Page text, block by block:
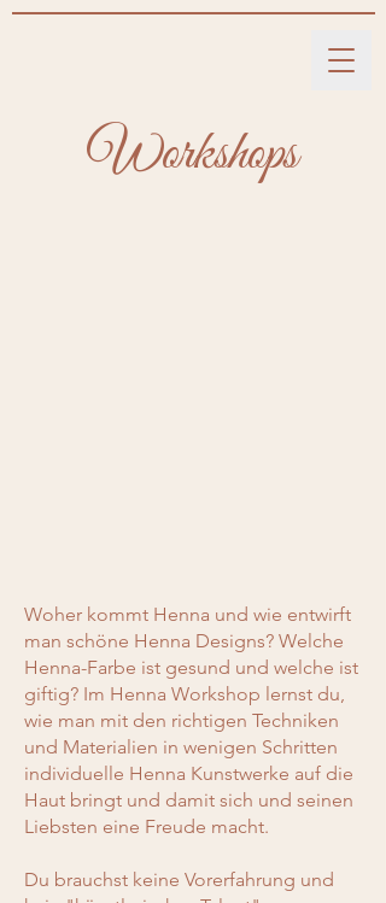
Workshops
Woher kommt Henna und wie entwirft
man schöne Henna Designs? Welche
Henna-Farbe ist gesund und welche ist
giftig? Im Henna Workshop lernst du,
wie man mit den richtigen Techniken
und Materialien in wenigen Schritten
individuelle Henna Kunstwerke auf die
Haut bringt und damit sich und seinen
Liebsten eine Freude macht.
Du brauchst keine Vorerfahrung und